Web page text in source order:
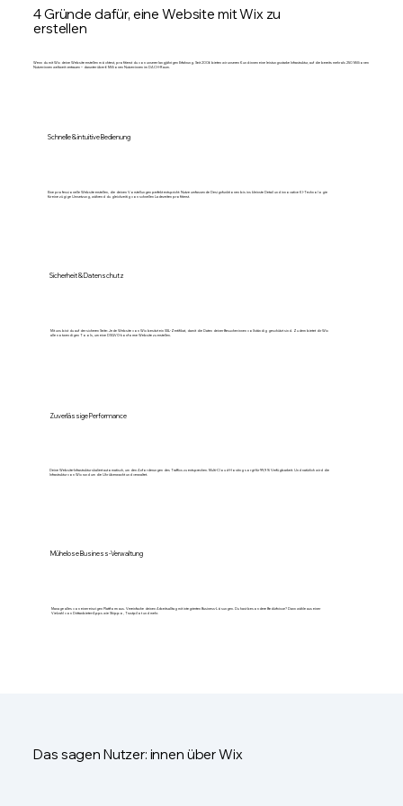
4 Gründe dafür, eine Website mit Wix zu
erstellen
Wenn du mit Wix deine Website erstellen möchtest, profitierst du von unserer langjährigen Erfahrung. Seit 2006 bieten wir unseren Kund:innen eine leistungsstarke Infrastruktur, auf die bereits mehr als 250 Millionen
Nutzer:innen weltweit vertrauen – darunter über 6 Millionen Nutzer:innen im DACH-Raum.
Schnelle & intuitive Bedienung
Eine professionelle Website erstellen, die deinen Vorstellungen perfekt entspricht: Nutze umfassende Designfunktionen bis ins kleinste Detail und innovative KI-Technologie
für eine zügige Umsetzung, während du gleichzeitig von schnellen Ladezeiten profitierst.
Sicherheit & Datenschutz
Mit uns bist du auf der sicheren Seite: Jede Website von Wix besitzt ein SSL-Zertifikat, damit die Daten deiner Besucher:innen vollständig geschützt sind. Zudem bietet dir Wix
alle notwendigen Tools, um eine DSGVO-konforme Website zu erstellen.
Zuverlässige Performance
Deine Website-Infrastruktur skaliert automatisch, um den Anforderungen des Traffics zu entsprechen. Multi-Cloud-Hosting sorgt für 99,9 % Verfügbarkeit. Und natürlich wird die
Infrastruktur von Wix rund um die Uhr überwacht und verwaltet.
Mühelose Business-Verwaltung
Manage alles von einer einzigen Plattform aus. Vereinfache deinen Arbeitsalltag mit integrierten Business-Lösungen. Du hast besondere Bedürfnisse? Dann wähle aus einer
Vielzahl von Drittanbieter-Apps wie Shippo, Trustpilot und mehr.
Das sagen Nutzer: innen über Wix